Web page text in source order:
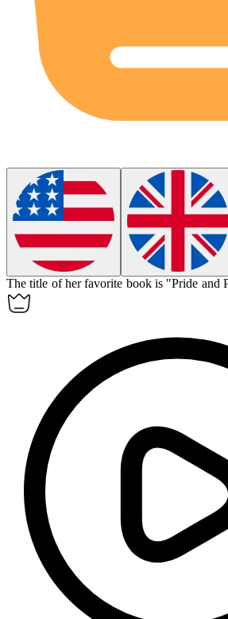
Thetitle of her favorite book is "Pride and